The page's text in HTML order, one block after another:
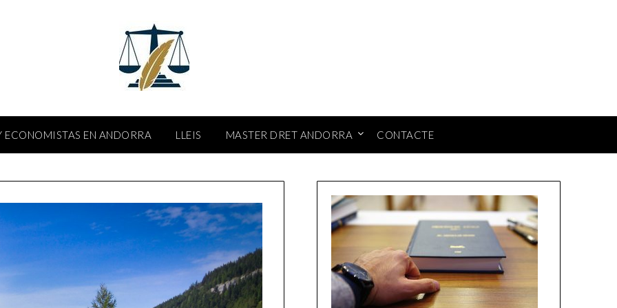
ECONOMISTAS EN ANDORRA LLEIS MASTER DRET ANDORRA CONTACTE